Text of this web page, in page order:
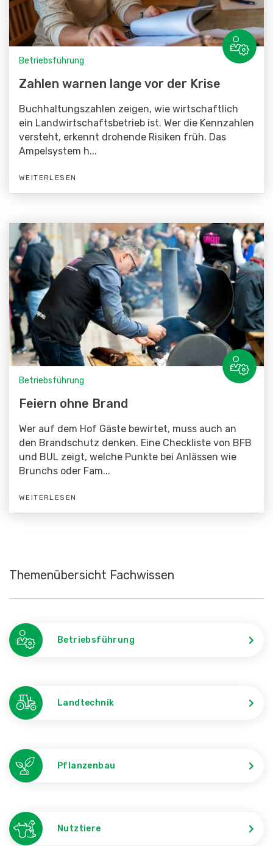
Betriebsführung
Zahlen warnen lange vor der Krise
Buchhaltungszahlen zeigen, wie wirtschaftlich
ein Landwirtschaftsbetrieb ist. Wer die Kennzahlen
versteht, erkennt drohende Risiken früh. Das
Ampelsystem h...
WEITERLESEN
Betriebsführung
Feiern ohne Brand
Wer auf dem Hof Gäste bewirtet, muss auch an
den Brandschutz denken. Eine Checkliste von BFB
und BUL zeigt, welche Punkte bei Anlässen wie
Brunchs oder Fam...
WEITERLESEN
Themenübersicht Fachwissen
Betriebsführung
Landtechnik
Pflanzenbau
Nutztiere